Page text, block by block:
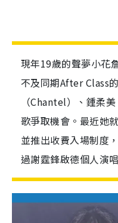
現年19歲的聲夢小花
不及同期After Class
（Chantel）、鍾柔
歌爭取機會。最近她
並推出收費入場制度
過謝霆鋒啟德個人演